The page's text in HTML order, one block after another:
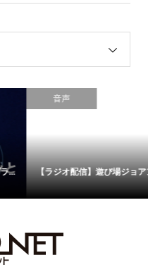
【ラジオ配信】遊び場ジョアン 〜...